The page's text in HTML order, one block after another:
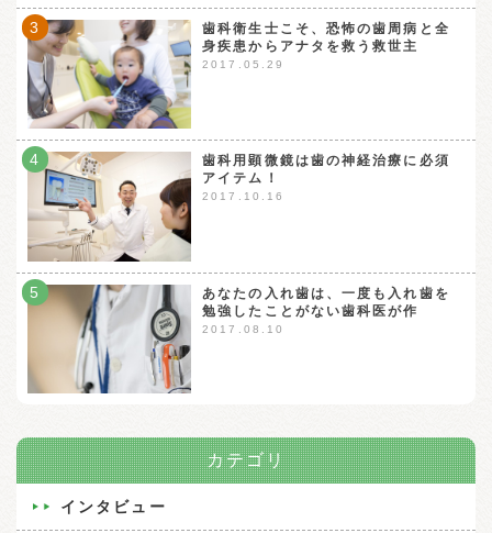
3
歯科衛生士こそ、恐怖の歯周病と全
身疾患からアナタを救う救世主
2017.05.29
4
歯科用顕微鏡は歯の神経治療に必須
アイテム！
2017.10.16
5
あなたの入れ歯は、一度も入れ歯を
勉強したことがない歯科医が作
2017.08.10
カテゴリ
インタビュー